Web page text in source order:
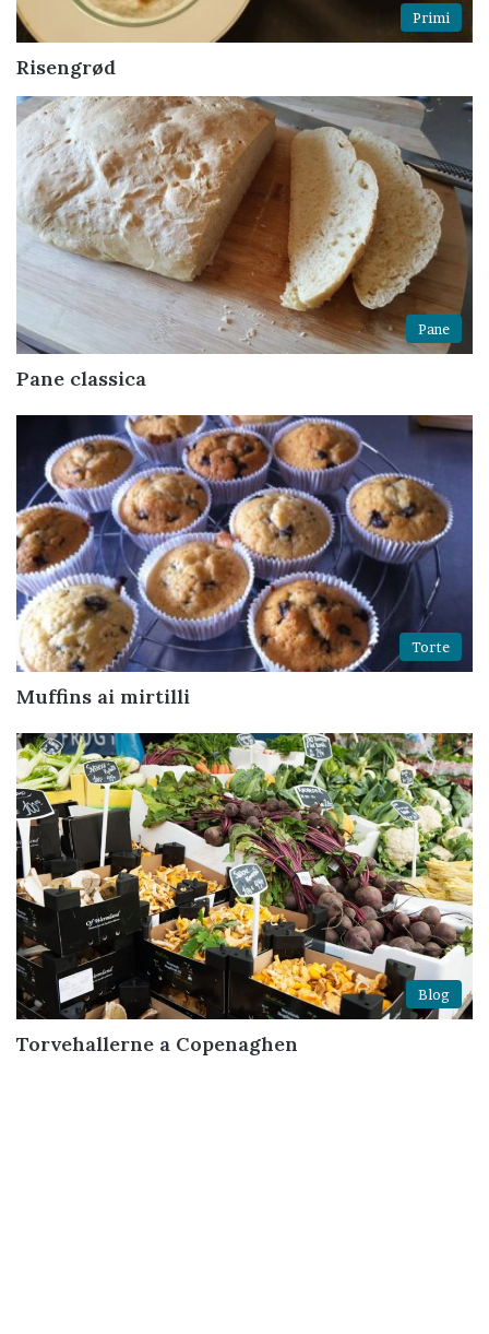
Primi
Risengrød
Pane
Pane classica
Torte
Muffins ai mirtilli
Blog
Torvehallerne a Copenaghen